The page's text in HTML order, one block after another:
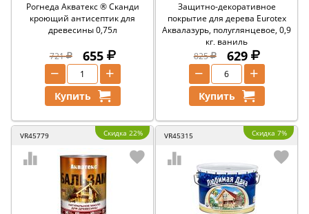
Рогнеда Акватекс ® Сканди
кроющий антисептик для
древесины 0,75л
721 655
+
−
Купить
Защитно-декоративное
покрытие для дерева Eurotex
Аквалазурь, полуглянцевое, 0,9
кг, ваниль
825
629
+
−
Купить
VR45779 Скидка 22% VR45315 Скидка 7%